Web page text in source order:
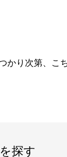
かり次第、こ
探す